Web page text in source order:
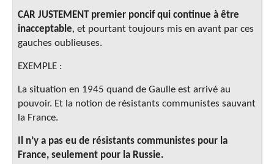
CAR JUSTEMENT premier poncif qui continue à être
inacceptable, et pourtant toujours mis en avant par ces
gauches oublieuses.
EXEMPLE :
La situation en 1945 quand de Gaulle est arrivé au
pouvoir. Et la notion de résistants communistes sauvant
la France.
Il n’y a pas eu de résistants communistes pour la
France, seulement pour la Russie.